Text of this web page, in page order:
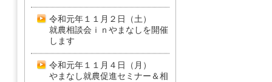
令和元年１１月２日（土）
就農相談会ｉｎやまなしを開催
します
令和元年１１月４日（月）
やまなし就農促進セミナー＆相